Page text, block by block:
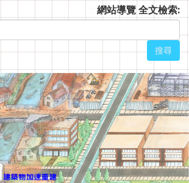
網站導覽全文檢索:
搜尋